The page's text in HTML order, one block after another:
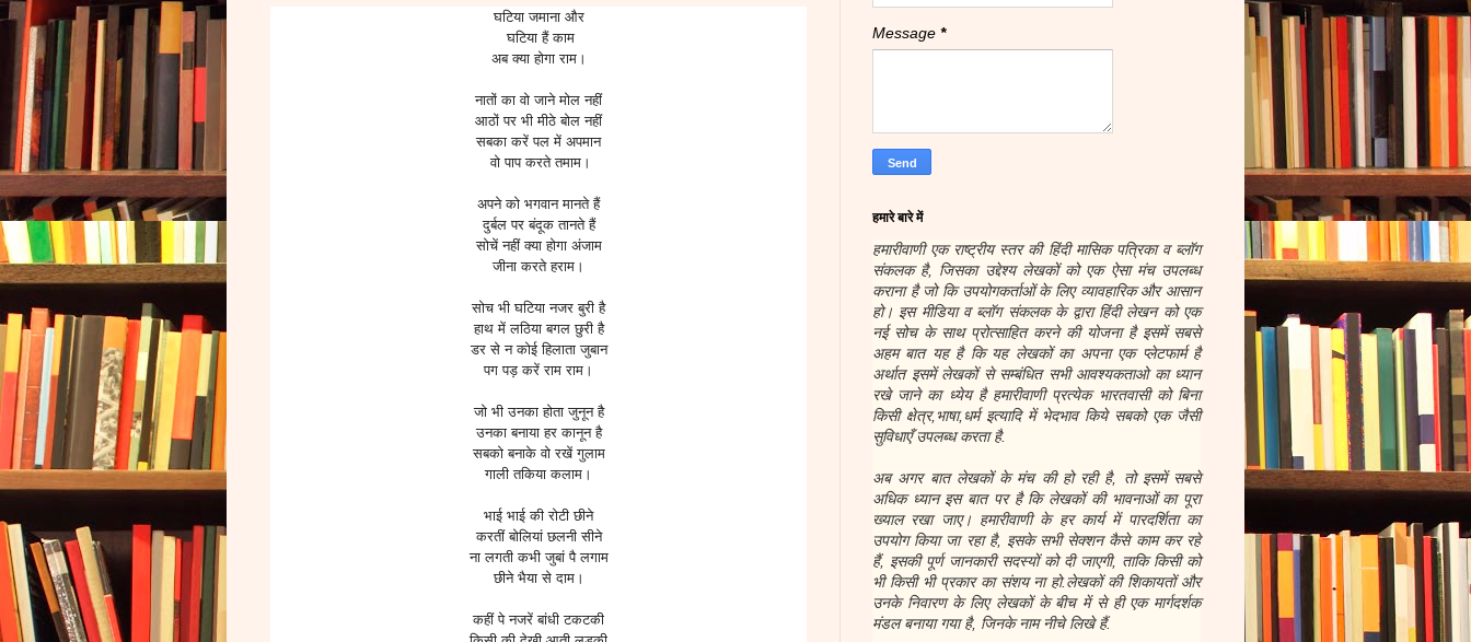
घटिया जमाना और
घटिया हैं काम
अब क्या होगा राम।
नातों का वो जाने मोल नहीं
आठों पर भी मीठे बोल नहीं
सबका करें पल में अपमान
वो पाप करते तमाम।
अपने को भगवान मानते हैं
दुर्बल पर बंदूक तानते हैं
सोचें नहीं क्या होगा अंजाम
जीना करते हराम।
सोच भी घटिया नजर बुरी है
हाथ में लठिया बगल छुरी है
डर से न कोई हिलाता जुबान
पग पड़ करें राम राम।
जो भी उनका होता जुनून है
उनका बनाया हर कानून है
सबको बनाके वो रखें गुलाम
गाली तकिया कलाम।
भाई भाई की रोटी छीने
करतीं बोलियां छलनी सीने
ना लगती कभी जुबां पै लगाम
छीने भैया से दाम।
कहीं पे नजरें बांधी टकटकी
Message *
हमारे बारे में
हमारीवाणी एक राष्ट्रीय स्तर की हिंदी मासिक पत्रिका व ब्लॉग
संकलक है, जिसका उद्देश्य लेखकों को एक ऐसा मंच उपलब्ध
कराना है जो कि उपयोगकर्ताओं के लिए व्यावहारिक और आसान
हो। इस मीडिया व ब्लॉग संकलक के द्वारा हिंदी लेखन को एक
नई सोच के साथ प्रोत्साहित करने की योजना है इसमें सबसे
अहम बात यह है कि यह लेखकों का अपना एक प्लेटफार्म है
अर्थात इसमें लेखकों से सम्बंधित सभी आवश्यकताओ का ध्यान
रखे जाने का ध्येय है हमारीवाणी प्रत्येक भारतवासी को बिना
किसी क्षेत्र,भाषा,धर्म इत्यादि में भेदभाव किये सबको एक जैसी
सुविधाएँ उपलब्ध करता है.
अब अगर बात लेखकों के मंच की हो रही है, तो इसमें सबसे
अधिक ध्यान इस बात पर है कि लेखकों की भावनाओं का पूरा
ख्याल रखा जाए। हमारीवाणी के हर कार्य में पारदर्शिता का
उपयोग किया जा रहा है, इसके सभी सेक्शन कैसे काम कर रहे
हैं, इसकी पूर्ण जानकारी सदस्यों को दी जाएगी, ताकि किसी को
भी किसी भी प्रकार का संशय ना हो.लेखकों की शिकायतों और
उनके निवारण के लिए लेखकों के बीच में से ही एक मार्गदर्शक
मंडल बनाया गया है, जिनके नाम नीचे लिखे हैं.